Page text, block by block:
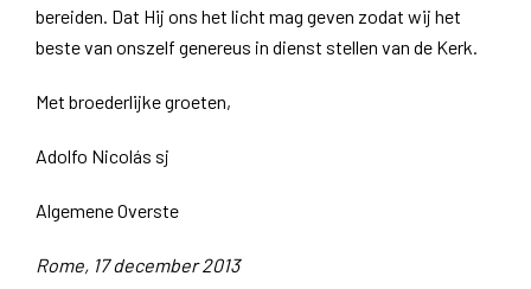
bereiden. Dat Hij ons het licht mag geven zodat wij het
beste van onszelf genereus in dienst stellen van de Kerk.
Met broederlijke groeten,
Adolfo Nicolás sj
Algemene Overste
Rome, 17 december 2013